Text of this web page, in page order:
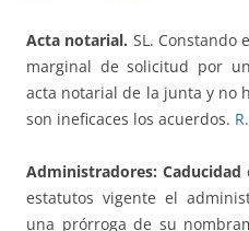
Acta notarial. SL. Constando
marginal de solicitud por
acta notarial de la junta y no
son ineficaces los acuerdos.
Administradores: Caducidad
estatutos vigente el
una prórroga de su